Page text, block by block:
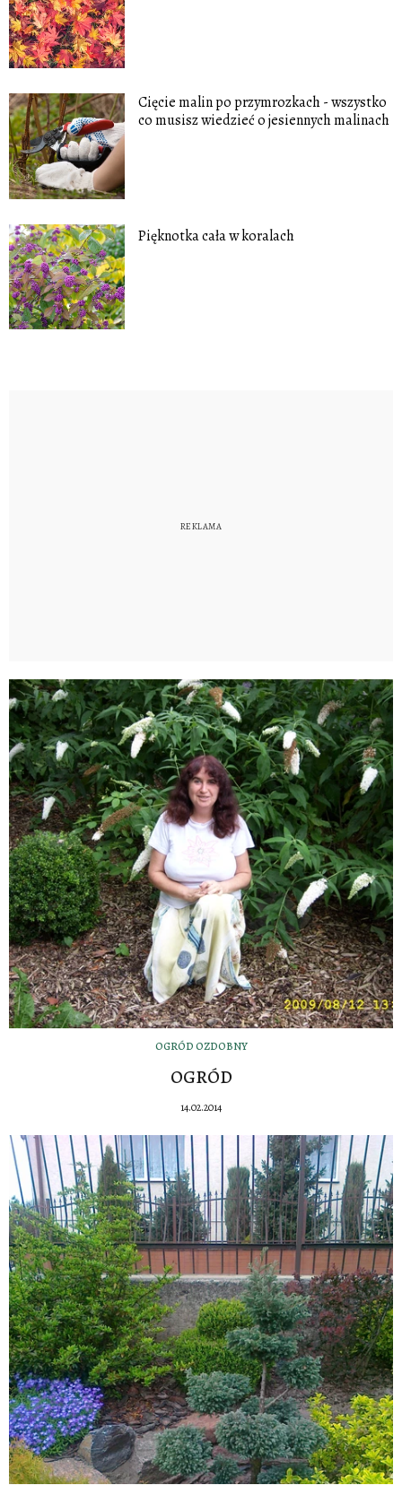
Cięcie malin po przymrozkach - wszystko
co musisz wiedzieć o jesiennych malinach
Pięknotka cała w koralach
OGRÓD OZDOBNY
OGRÓD
14.02.2014